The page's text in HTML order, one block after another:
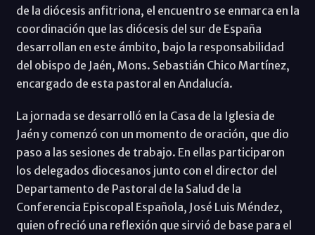
de la diócesis anfitriona, el encuentro se enmarca en la
coordinación que las diócesis del sur de España
desarrollan en este ámbito, bajo la responsabilidad
del obispo de Jaén, Mons. Sebastián Chico Martínez,
encargado de esta pastoral en Andalucía.
La jornada se desarrolló en la Casa de la Iglesia de
Jaén y comenzó con un momento de oración, que dio
paso a las sesiones de trabajo. En ellas participaron
los delegados diocesanos junto con el director del
Departamento de Pastoral de la Salud de la
Conferencia Episcopal Española, José Luis Méndez,
quien ofreció una reflexión que sirvió de base para el